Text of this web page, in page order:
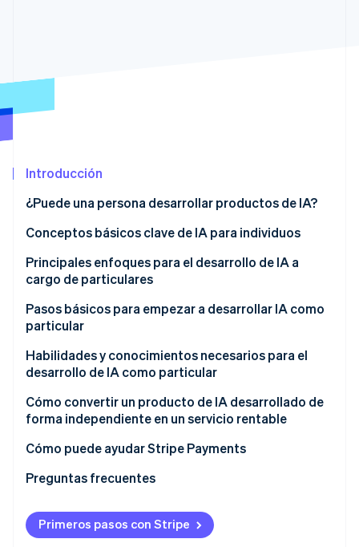
Introducción
¿Puede una persona desarrollar productos de IA?
Conceptos básicos clave de IA para individuos
Entender qué es la IA
Entender el proceso de desarrollo de IA
Principales enfoques para el desarrollo de IA a
cargo de particulares
Desarrollar usando API
Desarrollar usando herramientas sin código o con
poco código
Pasos básicos para empezar a desarrollar IA como
particular
Habilidades y conocimientos necesarios para el
desarrollo de IA como particular
Conocimientos básicos de programación
Seguridad y protección de datos personales
Comprensión de las Condiciones de uso y
normativas
Cómo convertir un producto de IA desarrollado de
forma independiente en un servicio rentable
Ventas únicas
Cobros con tarifa plana (suscripciones)
Modelos de cobro por consumo
Facturación híbrida
Cómo puede ayudar Stripe Payments
Preguntas frecuentes
Primeros pasos con Stripe